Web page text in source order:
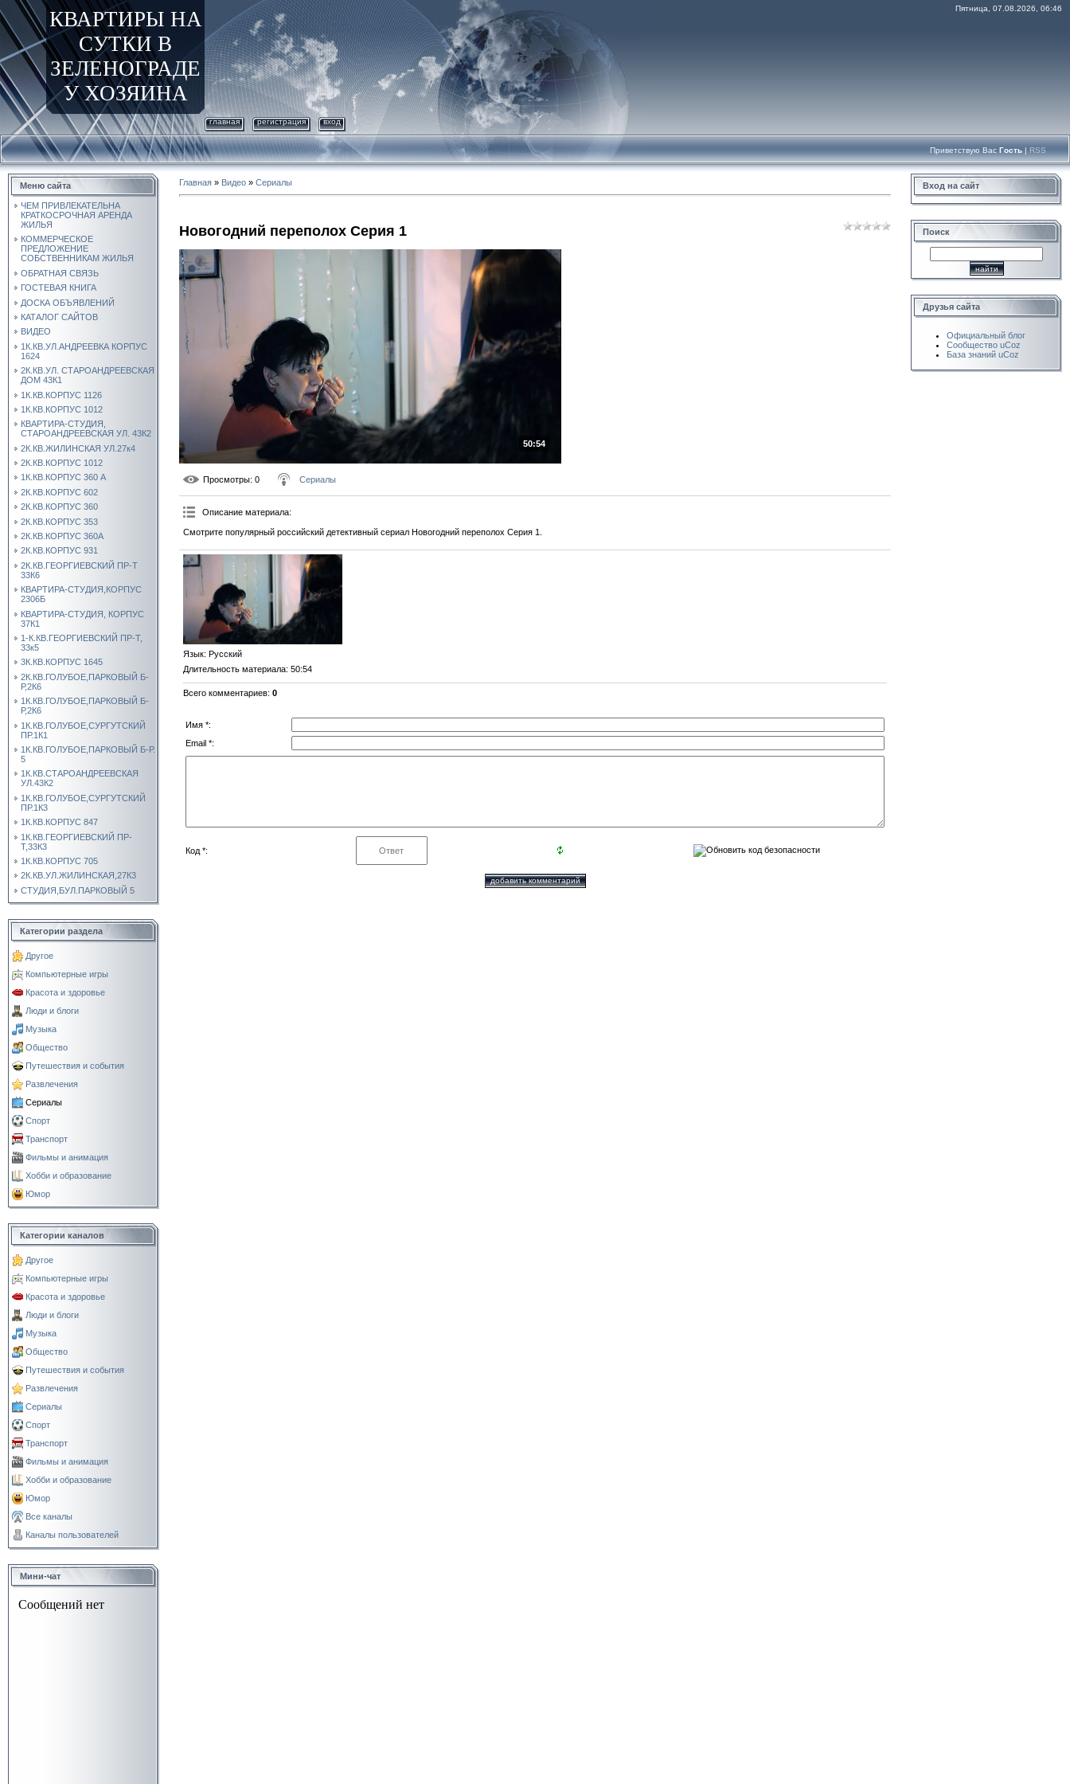
КВАРТИРЫ НА
СУТКИ В
ЗЕЛЕНОГРАДЕ
У ХОЗЯИНА
Пятница, 07.08.2026, 06:46
главная регистрация вход
Приветствую Вас Гость | RSS
Меню сайта
ЧЕМ ПРИВЛЕКАТЕЛЬНА
КРАТКОСРОЧНАЯ АРЕНДА
ЖИЛЬЯ
КОММЕРЧЕСКОЕ
ПРЕДЛОЖЕНИЕ
СОБСТВЕННИКАМ ЖИЛЬЯ
ОБРАТНАЯ СВЯЗЬ
ГОСТЕВАЯ КНИГА
ДОСКА ОБЪЯВЛЕНИЙ
КАТАЛОГ САЙТОВ
ВИДЕО
1К.КВ.УЛ.АНДРЕЕВКА КОРПУС
1624
2К.КВ.УЛ. СТАРОАНДРЕЕВСКАЯ
ДОМ 43К1
1К.КВ.КОРПУС 1126
1К.КВ.КОРПУС 1012
КВАРТИРА-СТУДИЯ,
СТАРОАНДРЕЕВСКАЯ УЛ. 43К2
2К.КВ.ЖИЛИНСКАЯ УЛ.27к4
2К.КВ.КОРПУС 1012
1К.КВ.КОРПУС 360 А
2К.КВ.КОРПУС 602
2К.КВ.КОРПУС 360
2К.КВ.КОРПУС 353
2К.КВ.КОРПУС 360А
2К.КВ.КОРПУС 931
2К.КВ.ГЕОРГИЕВСКИЙ ПР-Т
33К6
КВАРТИРА-СТУДИЯ,КОРПУС
2306Б
КВАРТИРА-СТУДИЯ, КОРПУС
37К1
1-К.КВ.ГЕОРГИЕВСКИЙ ПР-Т,
33к5
3К.КВ.КОРПУС 1645
2К.КВ.ГОЛУБОЕ,ПАРКОВЫЙ Б-
Р,2К6
1К.КВ.ГОЛУБОЕ,ПАРКОВЫЙ Б-
Р,2К6
1К.КВ.ГОЛУБОЕ,СУРГУТСКИЙ
ПР.1К1
1К.КВ.ГОЛУБОЕ,ПАРКОВЫЙ Б-Р.
5
1К.КВ.СТАРОАНДРЕЕВСКАЯ
УЛ.43К2
1К.КВ.ГОЛУБОЕ,СУРГУТСКИЙ
ПР.1К3
1К.КВ.КОРПУС 847
1К.КВ.ГЕОРГИЕВСКИЙ ПР-
Т,33К3
1К.КВ.КОРПУС 705
2К.КВ.УЛ.ЖИЛИНСКАЯ,27К3
СТУДИЯ,БУЛ.ПАРКОВЫЙ 5
Категории раздела
Другое
Компьютерные игры
Красота и здоровье
Люди и блоги
Музыка
Общество
Путешествия и события
Развлечения
Сериалы
Спорт
Транспорт
Фильмы и анимация
Хобби и образование
Юмор
Категории каналов
Другое
Компьютерные игры
Красота и здоровье
Люди и блоги
Музыка
Общество
Путешествия и события
Развлечения
Сериалы
Спорт
Транспорт
Фильмы и анимация
Хобби и образование
Юмор
Все каналы
Каналы пользователей
Мини-чат
Главная » Видео » Сериалы
Новогодний переполох Серия 1
50:54
Просмотры: 0 Сериалы
Описание материала:
Смотрите популярный российский детективный сериал Новогодний переполох Серия 1.
Язык: Русский
Длительность материала: 50:54
Всего комментариев: 0
Имя *:
Email *:
Код *:
Вход на сайт
Поиск
Друзья сайта
Официальный блог
Сообщество uCoz
База знаний uCoz